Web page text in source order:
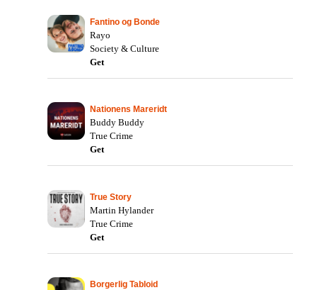
Fantino og Bonde
Rayo
Society & Culture
Get
Nationens Mareridt
Buddy Buddy
True Crime
Get
True Story
Martin Hylander
True Crime
Get
Borgerlig Tabloid